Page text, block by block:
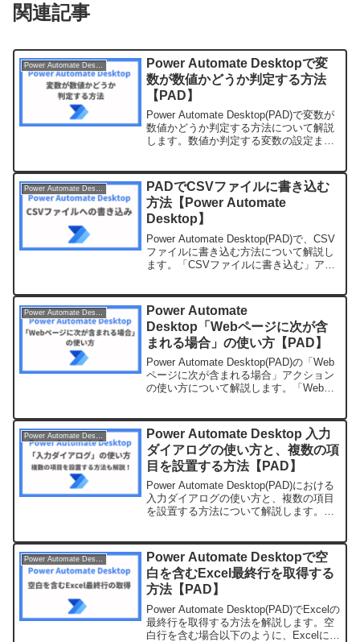
関連記事
Power Automate Desktop
Power Automate Desktopで変
数が数値かどうか判定する方法
【PAD】
Power Automate Desktop(PAD)で変数が
数値かどうか判定する方法について解説
します。数値か判定する変数の設定ま
を作成します。変数は"True"で初...
Power Automate Desktop
PADでCSVファイルに書き込む
方法【Power Automate
Desktop】
Power Automate Desktop(PAD)で、CSV
ファイルに書き込む方法について解説し
ます。「CSVファイルに書き込む」アク
アクションを使います。...
Power Automate
Desktop「Webページに次が含
まれる場合」の使い方【PAD】
Power Automate Desktop(PAD)の「Web
ページに次が含まれる場合」アクション
の使い方について解説します。「Webペ
アクションとは、対象のWeb...
Power Automate Desktop
Power Automate Desktop 入力
ダイアログの使い方と、複数の項
目を設置する方法【PAD】
Power Automate Desktop(PAD)における
入力ダイアログの使い方と、複数の項目
を設置する方法について解説します。
ョンを追加します。追加するアクシ...
Power Automate Desktop
Power Automate Desktopで空
白を含むExcel最終行を取得する
方法【PAD】
Power Automate Desktop(PAD)でExcelの
最終行を取得する方法を解説します。空
白行を含む場合以下のように、Excelに空